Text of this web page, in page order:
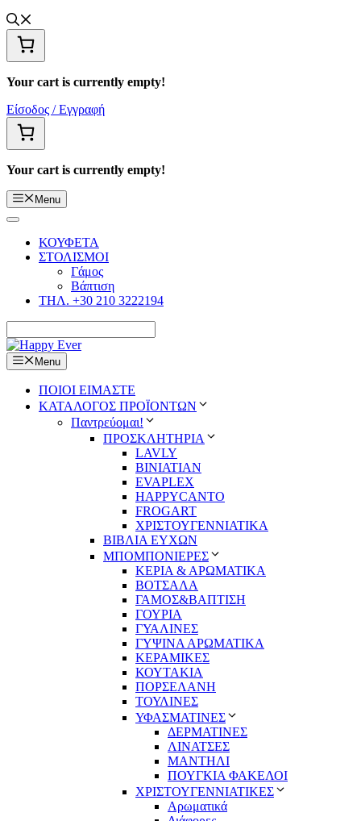
Your cart is currently empty!
Είσοδος / Εγγραφή
Your cart is currently empty!
Menu
ΚΟΥΦΕΤΑ
ΣΤΟΛΙΣΜΟΙ
Γάμος
Βάπτιση
ΤΗΛ. +30 210 3222194
Menu
ΠΟΙΟΙ ΕΙΜΑΣΤΕ
ΚΑΤΑΛΟΓΟΣ ΠΡΟΪΟΝΤΩΝ
Παντρεύομαι!
ΠΡΟΣΚΛΗΤΗΡΙΑ
LAVLY
BINIATIAN
EVAPLEX
HAPPYCANTO
FROGART
ΧΡΙΣΤΟΥΓΕΝΝΙΑΤΙΚΑ
ΒΙΒΛΙΑ ΕΥΧΩΝ
ΜΠΟΜΠΟΝΙΕΡΕΣ
ΚΕΡΙΑ & ΑΡΩΜΑΤΙΚΑ
ΒΟΤΣΑΛΑ
ΓΑΜΟΣ&ΒΑΠΤΙΣΗ
ΓΟΥΡΙΑ
ΓΥΑΛΙΝΕΣ
ΓΥΨΙΝΑ ΑΡΩΜΑΤΙΚΑ
ΚΕΡΑΜΙΚΕΣ
ΚΟΥΤΑΚΙΑ
ΠΟΡΣΕΛΑΝΗ
ΤΟΥΛΙΝΕΣ
ΥΦΑΣΜΑΤΙΝΕΣ
ΔΕΡΜΑΤΙΝΕΣ
ΛΙΝΑΤΣΕΣ
ΜΑΝΤΗΛΙ
ΠΟΥΓΚΙΑ ΦΑΚΕΛΟΙ
ΧΡΙΣΤΟΥΓΕΝΝΙΑΤΙΚΕΣ
Αρωματικά